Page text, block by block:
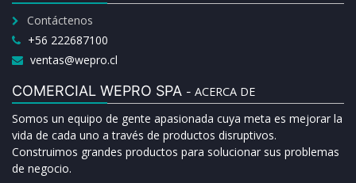
Contáctenos
+56 222687100
ventas@wepro.cl
COMERCIAL WEPRO SPA - ACERCA DE
Somos un equipo de gente apasionada cuya meta es mejorar la
vida de cada uno a través de productos disruptivos.
Construimos grandes productos para solucionar sus problemas
de negocio.